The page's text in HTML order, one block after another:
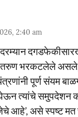
2:40 am
तरुण भरकटलेले असले,
पूर्ण संयम
त्यांचे समुपदेशन
आहे’, असे स्पष्ट मत